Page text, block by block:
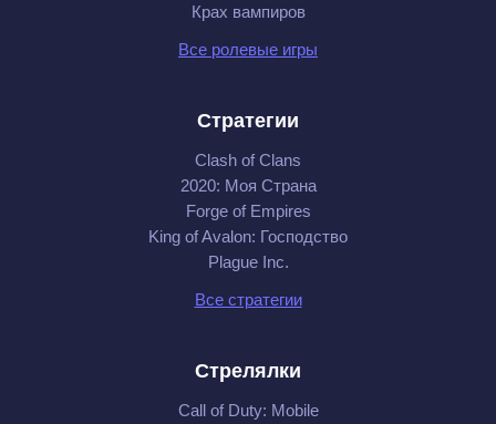
Крах вампиров
Все ролевые игры
Стратегии
Clash of Clans
2020: Моя Cтрана
Forge of Empires
King of Avalon: Господство
Plague Inc.
Все стратегии
Стрелялки
Call of Duty: Mobile